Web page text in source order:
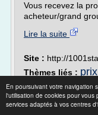
En poursuivant votre navigation
l'utilisation de cookies pour vous
services adaptés à vos centres
Vous recevez la
acheteur/grand
Lire la suite
Site : http://
Thèmes liés :
vente
entreprise/bon
pour comite